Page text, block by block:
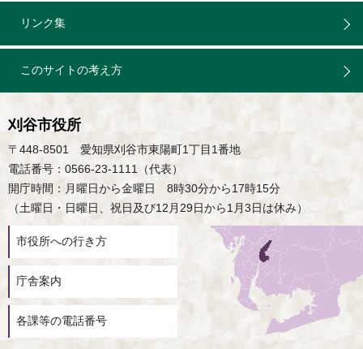
リンク集
このサイトの考え方
刈谷市役所
〒448-8501 愛知県刈谷市東陽町1丁目1番地
電話番号：0566-23-1111（代表）
開庁時間：月曜日から金曜日 8時30分から17時15分
（土曜日・日曜日、祝日及び12月29日から1月3日は休み）
市役所への行き方
庁舎案内
各課等の電話番号